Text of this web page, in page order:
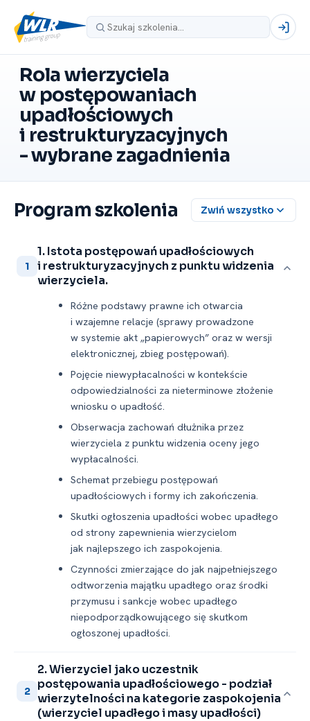
Rola wierzyciela
w postępowaniach
upadłościowych
i restrukturyzacyjnych
-⁠ wybrane zagadnienia
Program szkolenia Zwiń wszystko
1
1. Istota postępowań upadłościowych
i restrukturyzacyjnych z punktu widzenia
wierzyciela.
Różne podstawy prawne ich otwarcia
i wzajemne relacje (sprawy prowadzone
w systemie akt „papierowych” oraz w wersji
elektronicznej, zbieg postępowań).
Pojęcie niewypłacalności w kontekście
odpowiedzialności za nieterminowe złożenie
wniosku o upadłość.
Obserwacja zachowań dłużnika przez
wierzyciela z punktu widzenia oceny jego
wypłacalności.
Schemat przebiegu postępowań
upadłościowych i formy ich zakończenia.
Skutki ogłoszenia upadłości wobec upadłego
od strony zapewnienia wierzycielom
jak najlepszego ich zaspokojenia.
Czynności zmierzające do jak najpełniejszego
odtworzenia majątku upadłego oraz środki
przymusu i sankcje wobec upadłego
niepodporządkowującego się skutkom
ogłoszonej upadłości.
2
2. Wierzyciel jako uczestnik
postępowania upadłościowego -⁠ podział
wierzytelności na kategorie zaspokojenia
(wierzyciel upadłego i masy upadłości)